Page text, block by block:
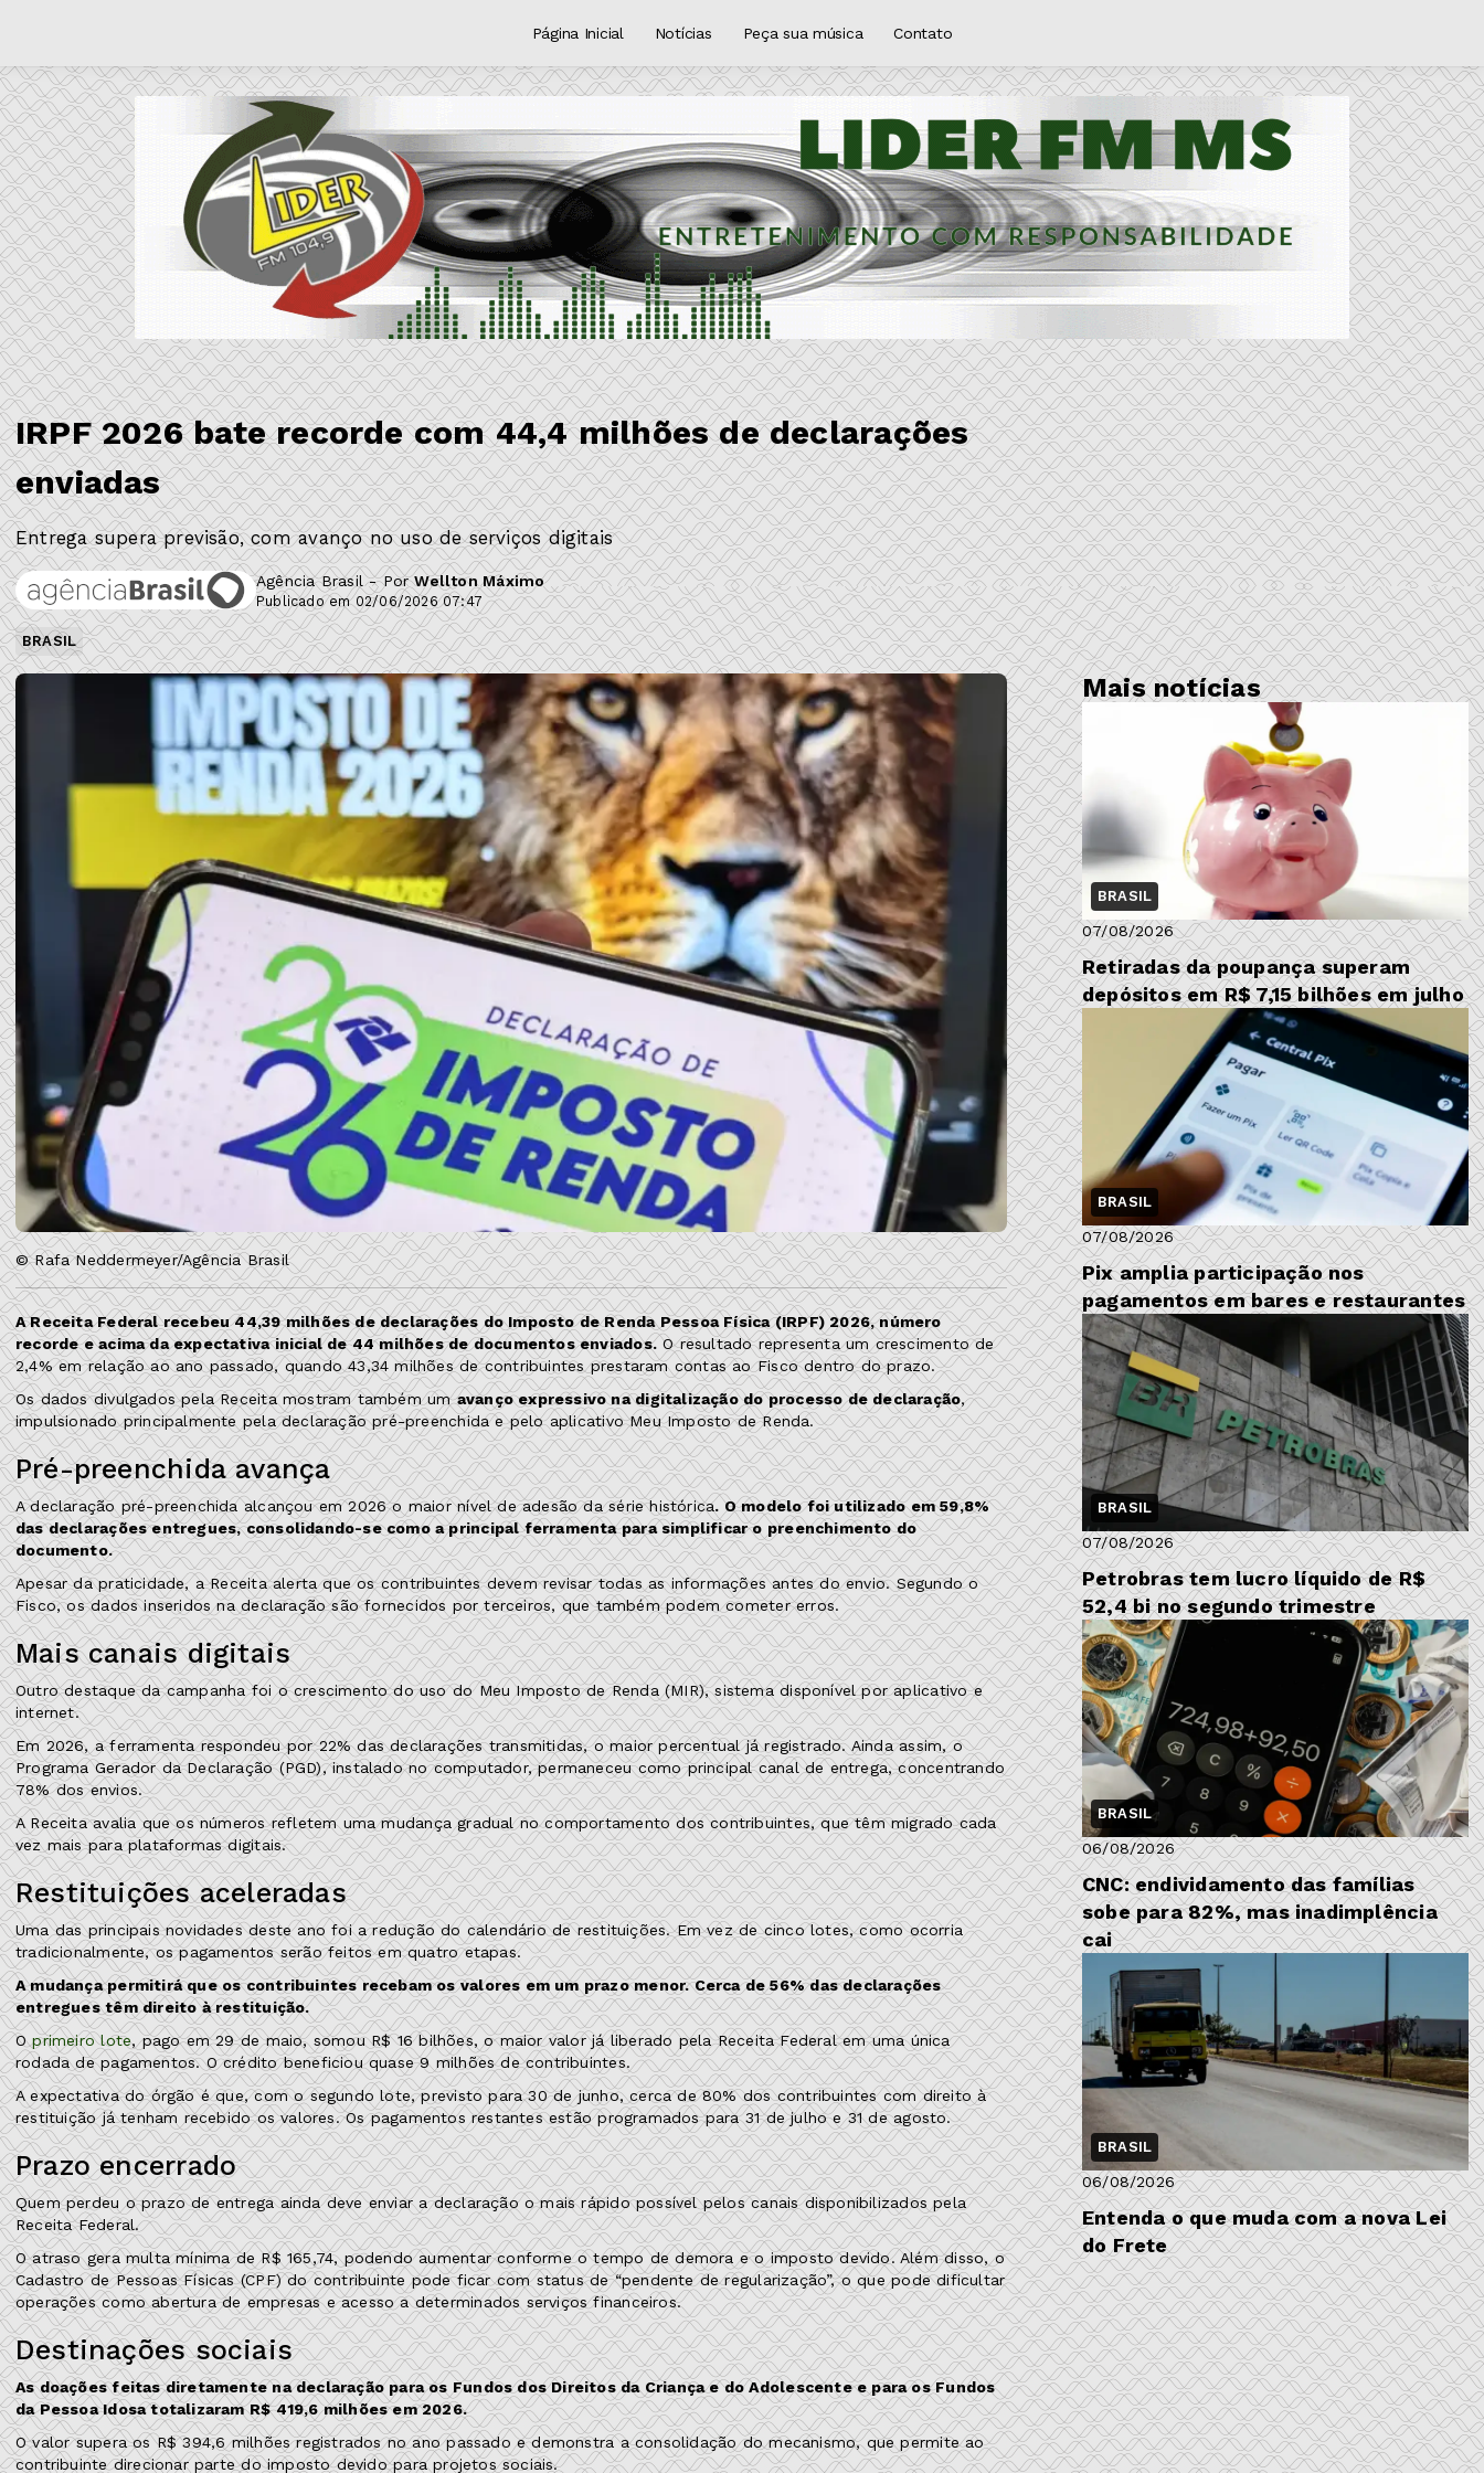
Página Inicial Notícias Peça sua música Contato
IRPF 2026 bate recorde com 44,4 milhões de declarações
enviadas
Entrega supera previsão, com avanço no uso de serviços digitais
Agência Brasil - PorWellton Máximo
Publicado em 02/06/2026 07:47
BRASIL
© Rafa Neddermeyer/Agência Brasil
A Receita Federal recebeu 44,39 milhões de declarações do Imposto de Renda Pessoa Física (IRPF) 2026, número
recorde e acima da expectativa inicial de 44 milhões de documentos enviados.O resultado representa um crescimento de
2,4% em relação ao ano passado, quando 43,34 milhões de contribuintes prestaram contas ao Fisco dentro do prazo.
Os dados divulgados pela Receita mostram também umavanço expressivo na digitalização do processo de declaração,
impulsionado principalmente pela declaração pré-preenchida e pelo aplicativo Meu Imposto de Renda.
Pré-preenchida avança
A declaração pré-preenchida alcançou em 2026 o maior nível de adesão da série histórica. O modelo foi utilizado em 59,8%
das declarações entregues, consolidando-se como a principal ferramenta para simplificar o preenchimento do
documento.
Apesar da praticidade, a Receita alerta que os contribuintes devem revisar todas as informações antes do envio. Segundo o
Fisco, os dados inseridos na declaração são fornecidos por terceiros, que também podem cometer erros.
Mais canais digitais
Outro destaque da campanha foi o crescimento do uso do Meu Imposto de Renda (MIR), sistema disponível por aplicativo e
internet.
Em 2026, a ferramenta respondeu por 22% das declarações transmitidas, o maior percentual já registrado. Ainda assim, o
Programa Gerador da Declaração (PGD), instalado no computador, permaneceu como principal canal de entrega, concentrando
78% dos envios.
A Receita avalia que os números refletem uma mudança gradual no comportamento dos contribuintes, que têm migrado cada
vez mais para plataformas digitais.
Restituições aceleradas
Uma das principais novidades deste ano foi a redução do calendário de restituições. Em vez de cinco lotes, como ocorria
tradicionalmente, os pagamentos serão feitos em quatro etapas.
A mudança permitirá que os contribuintes recebam os valores em um prazo menor. Cerca de 56% das declarações
entregues têm direito à restituição.
Oprimeiro lote, pago em 29 de maio, somou R$ 16 bilhões, o maior valor já liberado pela Receita Federal em uma única
rodada de pagamentos. O crédito beneficiou quase 9 milhões de contribuintes.
A expectativa do órgão é que, com o segundo lote, previsto para 30 de junho, cerca de 80% dos contribuintes com direito à
restituição já tenham recebido os valores. Os pagamentos restantes estão programados para 31 de julho e 31 de agosto.
Prazo encerrado
Quem perdeu o prazo de entrega ainda deve enviar a declaração o mais rápido possível pelos canais disponibilizados pela
Receita Federal.
O atraso gera multa mínima de R$ 165,74, podendo aumentar conforme o tempo de demora e o imposto devido. Além disso, o
Cadastro de Pessoas Físicas (CPF) do contribuinte pode ficar com status de “pendente de regularização”, o que pode dificultar
operações como abertura de empresas e acesso a determinados serviços financeiros.
Destinações sociais
As doações feitas diretamente na declaração para os Fundos dos Direitos da Criança e do Adolescente e para os Fundos
da Pessoa Idosa totalizaram R$ 419,6 milhões em 2026.
O valor supera os R$ 394,6 milhões registrados no ano passado e demonstra a consolidação do mecanismo, que permite ao
contribuinte direcionar parte do imposto devido para projetos sociais.
Mais notícias
BRASIL
07/08/2026
Retiradas da poupança superam
depósitos em R$ 7,15 bilhões em julho
BRASIL
07/08/2026
Pix amplia participação nos
pagamentos em bares e restaurantes
BRASIL
07/08/2026
Petrobras tem lucro líquido de R$
52,4 bi no segundo trimestre
BRASIL
06/08/2026
CNC: endividamento das famílias
sobe para 82%, mas inadimplência
cai
BRASIL
06/08/2026
Entenda o que muda com a nova Lei
do Frete